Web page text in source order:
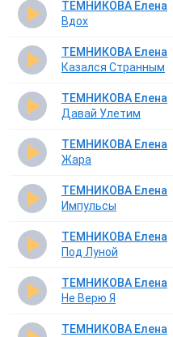
ТЕМНИКОВА Елена
Вдох
ТЕМНИКОВА Елена
Казался Странным
ТЕМНИКОВА Елена
Давай Улетим
ТЕМНИКОВА Елена
Жара
ТЕМНИКОВА Елена
Импульсы
ТЕМНИКОВА Елена
Под Луной
ТЕМНИКОВА Елена
Не Верю Я
ТЕМНИКОВА Елена